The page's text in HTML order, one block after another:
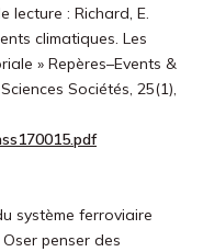
lecture : Richard, E.
climatiques. Les
» Repères–Events &
Sociétés, 25(1),
système ferroviaire
penser des